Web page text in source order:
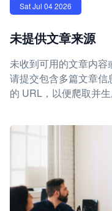
Sat Jul 04 2026
未提供文章来源
未收到可用的文章内容
请提交包含多篇文章
的 URL，以便爬取并